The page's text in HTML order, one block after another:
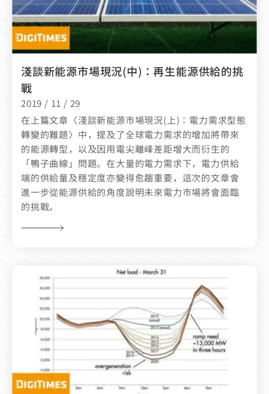
淺談新能源市場現況(中)：再生能源供給的挑
戰
2019 / 11 / 29
在上篇文章〈淺談新能源市場現況(上)：電力需求型態
轉變的難題〉中，提及了全球電力需求的增加將帶來
的能源轉型，以及因用電尖離峰差距增大而衍生的
「鴨子曲線」問題。在大量的電力需求下，電力供給
端的供給量及穩定度亦變得愈趨重要，這次的文章會
進一步從能源供給的角度說明未來電力市場將會面臨
的挑戰。